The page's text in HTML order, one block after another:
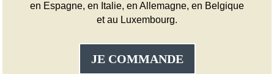
en Espagne, en Italie, en Allemagne, en Belgique
et au Luxembourg.
JE COMMANDE